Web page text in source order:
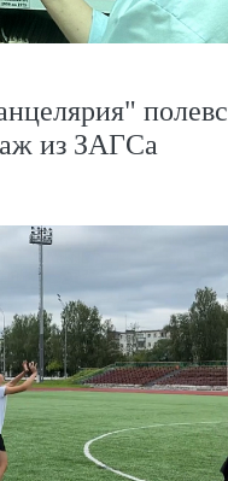
из ЗАГСа